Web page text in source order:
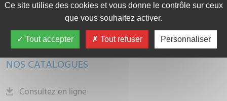
Chauffage-Electricité
Carrelage
NOS CATALOGUES
Consultez en ligne
Ce site utilise des cookies et vous donne le contrôle sur ceux
que vous souhaitez activer.
Tout accepter Tout refuser Personnaliser